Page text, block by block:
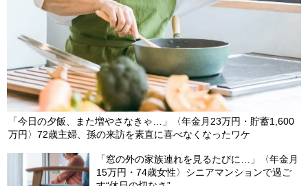
2026/07/10
「今日の夕飯、また増やさなきゃ…」〈年金月23万円・貯蓄1,600
万円〉72歳主婦、孫の来訪を素直に喜べなくなったワケ
「窓の外の家族連れを見るたびに…」〈年金月
15万円・74歳女性〉シニアマンションで過ご